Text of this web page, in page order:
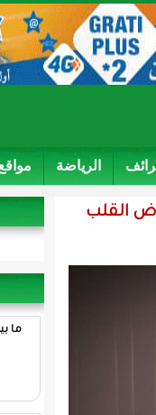
الرياضة
القلب
ما